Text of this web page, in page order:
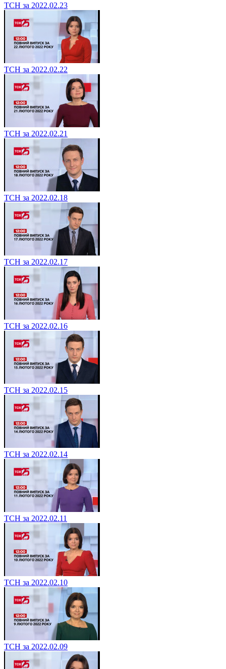
ТСН за 2022.02.23
ТСН за 2022.02.22
ТСН за 2022.02.21
ТСН за 2022.02.18
ТСН за 2022.02.17
ТСН за 2022.02.16
ТСН за 2022.02.15
ТСН за 2022.02.14
ТСН за 2022.02.11
ТСН за 2022.02.10
ТСН за 2022.02.09